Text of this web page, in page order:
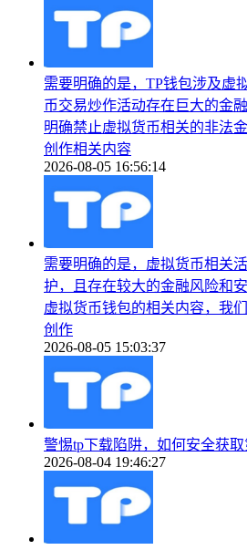
需要明确的是，TP钱包涉及虚
币交易炒作活动存在巨大的金
明确禁止虚拟货币相关的非法
创作相关内容
2026-08-05 16:56:14
需要明确的是，虚拟货币相关
护，且存在较大的金融风险和
虚拟货币钱包的相关内容，我
创作
2026-08-05 15:03:37
警惕tp下载陷阱，如何安全获
2026-08-04 19:46:27